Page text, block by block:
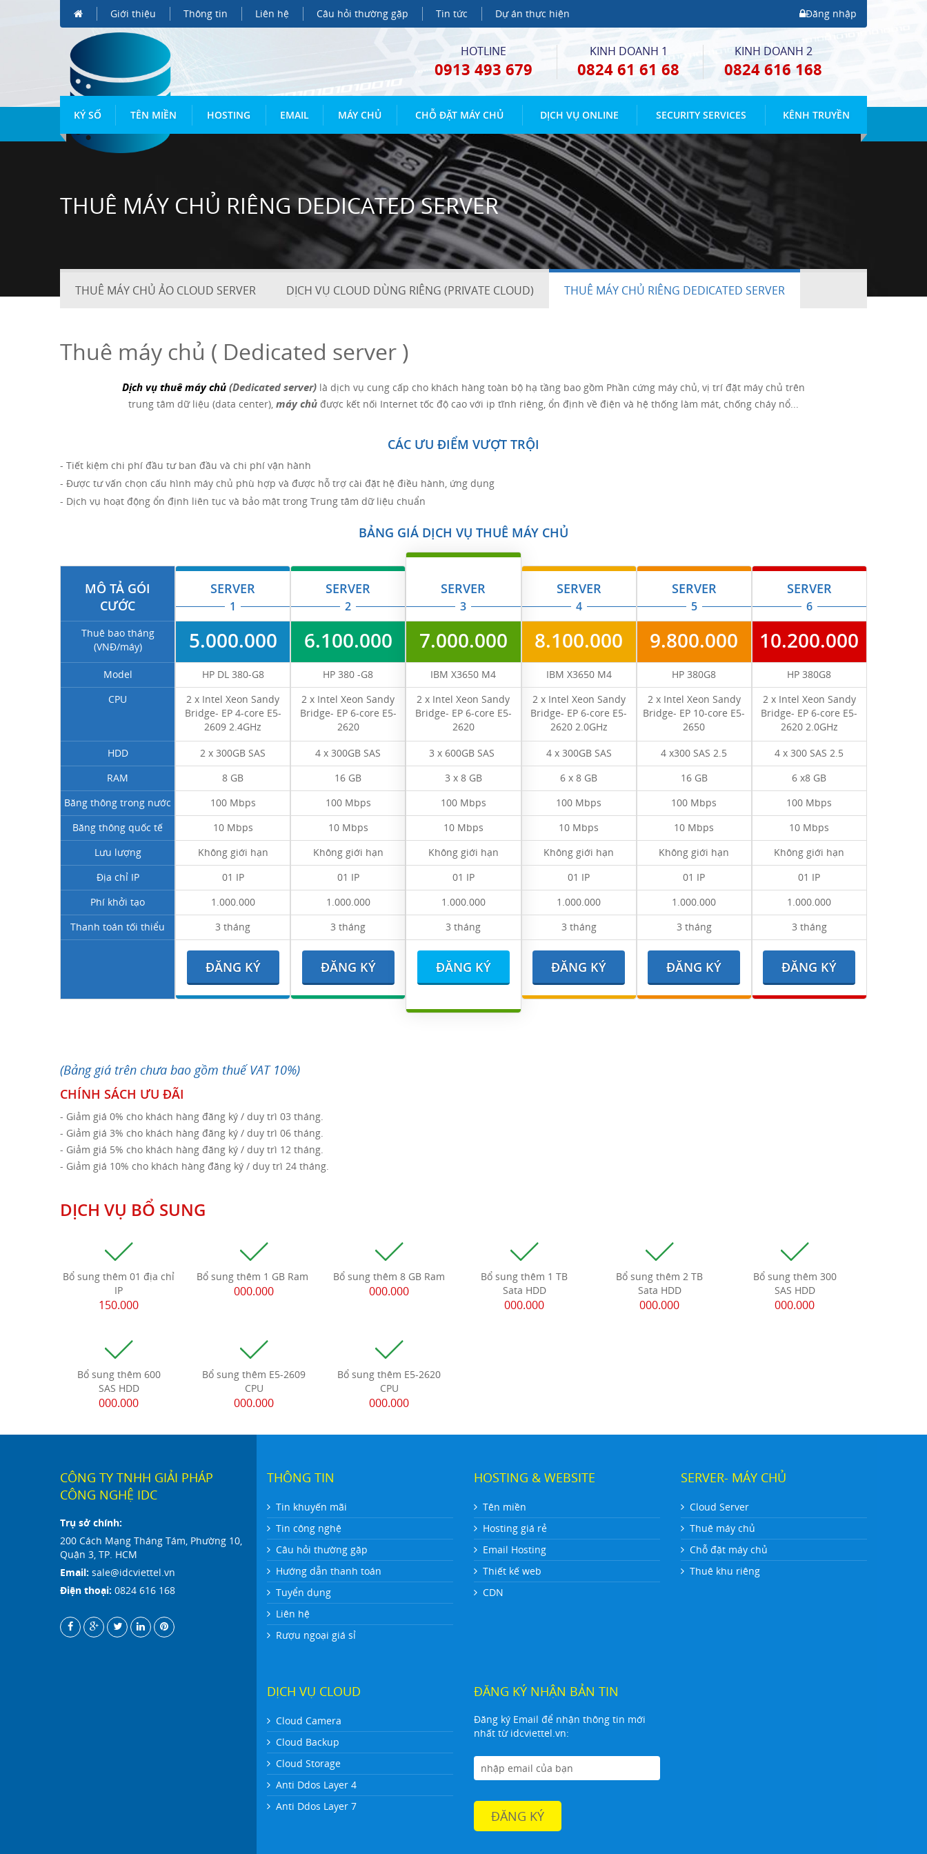
Giới thiệu Thông tin Liên hệ Câu hỏi thường gặp Tin tức Dự án thực hiện Đăng nhập
HOTLINE
0913 493 679
KINH DOANH 1
0824 61 61 68
KINH DOANH 2
0824 616 168
KÝ SỐ TÊN MIỀN HOSTING EMAIL MÁY CHỦ CHỖ ĐẶT MÁY CHỦ DỊCH VỤ ONLINE SECURITY SERVICES KÊNH TRUYỀN
THUÊ MÁY CHỦ RIÊNG DEDICATED SERVER
THUÊ MÁY CHỦ ẢO CLOUD SERVER DỊCH VỤ CLOUD DÙNG RIÊNG (PRIVATE CLOUD) THUÊ MÁY CHỦ RIÊNG DEDICATED SERVER
Thuê máy chủ ( Dedicated server )
Dịch vụ thuê máy chủ (Dedicated server) là dịch vụ cung cấp cho khách hàng toàn bộ hạ tầng bao gồm Phần cứng máy chủ, vị trí đặt máy chủ trên
trung tâm dữ liệu (data center), máy chủ được kết nối Internet tốc độ cao với ip tĩnh riêng, ổn định về điện và hệ thống làm mát, chống cháy nổ...
CÁC ƯU ĐIỂM VƯỢT TRỘI
- Tiết kiệm chi phí đầu tư ban đầu và chi phí vận hành
- Được tư vấn chọn cấu hình máy chủ phù hợp và được hỗ trợ cài đặt hệ điều hành, ứng dụng
- Dịch vụ hoạt động ổn định liên tục và bảo mật trong Trung tâm dữ liệu chuẩn
BẢNG GIÁ DỊCH VỤ THUÊ MÁY CHỦ
MÔ TẢ GÓI
CƯỚC
Thuê bao tháng
(VNĐ/máy)
Model
CPU
HDD
RAM
Băng thông trong nước
Băng thông quốc tế
Lưu lượng
Địa chỉ IP
Phí khởi tạo
Thanh toán tối thiểu
SERVER
1
5.000.000
HP DL 380-G8
2 x Intel Xeon Sandy
Bridge- EP 4-core E5-
2609 2.4GHz
2 x 300GB SAS
8 GB
100 Mbps
10 Mbps
Không giới hạn
01 IP
1.000.000
3 tháng
ĐĂNG KÝ
SERVER
2
6.100.000
HP 380 -G8
2 x Intel Xeon Sandy
Bridge- EP 6-core E5-
2620
4 x 300GB SAS
16 GB
100 Mbps
10 Mbps
Không giới hạn
01 IP
1.000.000
3 tháng
ĐĂNG KÝ
SERVER
3
7.000.000
IBM X3650 M4
2 x Intel Xeon Sandy
Bridge- EP 6-core E5-
2620
3 x 600GB SAS
3 x 8 GB
100 Mbps
10 Mbps
Không giới hạn
01 IP
1.000.000
3 tháng
ĐĂNG KÝ
SERVER
4
8.100.000
IBM X3650 M4
2 x Intel Xeon Sandy
Bridge- EP 6-core E5-
2620 2.0GHz
4 x 300GB SAS
6 x 8 GB
100 Mbps
10 Mbps
Không giới hạn
01 IP
1.000.000
3 tháng
ĐĂNG KÝ
SERVER
5
9.800.000
HP 380G8
2 x Intel Xeon Sandy
Bridge- EP 10-core E5-
2650
4 x300 SAS 2.5
16 GB
100 Mbps
10 Mbps
Không giới hạn
01 IP
1.000.000
3 tháng
ĐĂNG KÝ
SERVER
6
10.200.000
HP 380G8
2 x Intel Xeon Sandy
Bridge- EP 6-core E5-
2620 2.0GHz
4 x 300 SAS 2.5
6 x8 GB
100 Mbps
10 Mbps
Không giới hạn
01 IP
1.000.000
3 tháng
ĐĂNG KÝ
(Bảng giá trên chưa bao gồm thuế VAT 10%)
CHÍNH SÁCH ƯU ĐÃI
- Giảm giá 0% cho khách hàng đăng ký / duy trì 03 tháng.
- Giảm giá 3% cho khách hàng đăng ký / duy trì 06 tháng.
- Giảm giá 5% cho khách hàng đăng ký / duy trì 12 tháng.
- Giảm giá 10% cho khách hàng đăng ký / duy trì 24 tháng.
DỊCH VỤ BỔ SUNG
Bổ sung thêm 01 địa chỉ
IP
150.000
Bổ sung thêm 1 GB Ram
000.000
Bổ sung thêm 8 GB Ram
000.000
Bổ sung thêm 1 TB
Sata HDD
000.000
Bổ sung thêm 2 TB
Sata HDD
000.000
Bổ sung thêm 300
SAS HDD
000.000
Bổ sung thêm 600
SAS HDD
000.000
Bổ sung thêm E5-2609
CPU
000.000
Bổ sung thêm E5-2620
CPU
000.000
THÔNG TIN
Tin khuyến mãi
Tin công nghệ
Câu hỏi thường gặp
Hướng dẫn thanh toán
Tuyển dụng
Liên hệ
Rượu ngoại giá sỉ
HOSTING & WEBSITE
Tên miền
Hosting giá rẻ
Email Hosting
Thiết kế web
CDN
SERVER- MÁY CHỦ
Cloud Server
Thuê máy chủ
Chỗ đặt máy chủ
Thuê khu riêng
DỊCH VỤ CLOUD
Cloud Camera
Cloud Backup
Cloud Storage
Anti Ddos Layer 4
Anti Ddos Layer 7
ĐĂNG KÝ NHẬN BẢN TIN
Đăng ký Email để nhận thông tin mới
nhất từ idcviettel.vn:
CÔNG TY TNHH GIẢI PHÁP
CÔNG NGHỆ IDC
Trụ sở chính:
200 Cách Mạng Tháng Tám, Phường 10,
Quận 3, TP. HCM
Email: sale@idcviettel.vn
Điện thoại: 0824 616 168